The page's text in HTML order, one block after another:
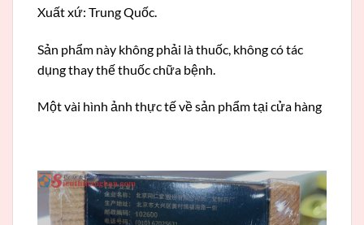
Xuất xứ: Trung Quốc.
Sản phẩm này không phải là thuốc, không có tác
dụng thay thế thuốc chữa bệnh.
Một vài hình ảnh thực tế về sản phẩm tại cửa hàng